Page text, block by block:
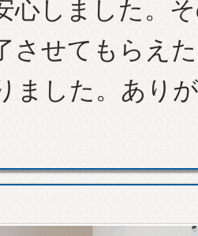
心しました。
させてもらえ
ました。あり